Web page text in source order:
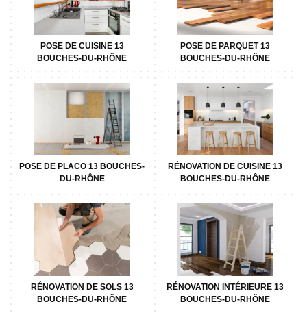
POSE DE CUISINE 13
BOUCHES-DU-RHÔNE
POSE DE PARQUET 13
BOUCHES-DU-RHÔNE
POSE DE PLACO 13 BOUCHES-
DU-RHÔNE
RÉNOVATION DE CUISINE 13
BOUCHES-DU-RHÔNE
RÉNOVATION DE SOLS 13
BOUCHES-DU-RHÔNE
RÉNOVATION INTÉRIEURE 13
BOUCHES-DU-RHÔNE